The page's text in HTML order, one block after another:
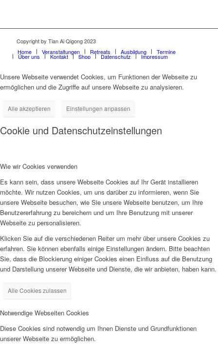
Copyright by Tian Ai Qigong 2023
Home
Veranstaltungen Retreats Ausbildung Termine
Über uns Kontakt Shop Datenschutz Impressum
Unsere Webseite verwendet Cookies, um Funktionen der Webseite zu
ermöglichen und die Zugriffe auf unsere Webseite zu analysieren.
Alle akzeptieren Einstellungen anpassen
Cookie und Datenschutzeinstellungen
Wie wir Cookies verwenden
Es kann sein, dass unsere Webseite Cookies auf Ihr Gerät installieren
möchte. Wir nutzen Cookies, um uns darüber zu informieren, wenn Sie
unsere Webseite besuchen, wie Sie unsere Webseite benutzen, um Ihre
Benutzererfahrung zu bereichern und um Ihre Benutzung mit unserer
Webseite zu personalisieren.
Klicken Sie auf die verschiedenen Reiter um mehr über unsere Cookies zu
erfahren. Sie können ebenfalls einige Einstellungen ändern. Bitte beachten
Sie, dass die Blockierung einiger Cookies einen Einfluss auf die Benutzung
und Darstellung unserer Webseite und Dienste, die wir anbieten, haben kann.
Alle Cookies zulassen
Notwendige Webseiten Cookies
Diese Cookies sind notwendig um Ihnen Dienste und Grundfunktionen
unserer Webseite zu ermöglichen.